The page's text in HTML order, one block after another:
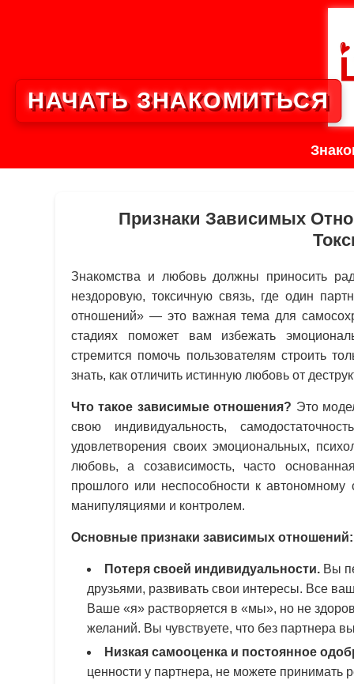
Признаки Зависимых
Знакомства и любовь должны приносить
нездоровую, токсичную связь, где один
отношений» — это важная тема для
стадиях поможет вам избежать
стремится помочь пользователям строить
знать, как отличить истинную любовь от
Что такое зависимые отношения? Это
свою индивидуальность,
удовлетворения своих эмоциональных,
любовь, а созависимость, часто
прошлого или неспособности к
манипуляциями и контролем.
Основные признаки зависимых отношений:
Потеря своей индивидуальности. Вы
друзьями, развивать свои интересы. Все
Ваше «я» растворяется в «мы», но не
желаний. Вы чувствуете, что без партнера
Низкая самооценка и постоянное
ценности у партнера, не можете
НАЧАТЬ ЗНАКОМИТЬСЯ